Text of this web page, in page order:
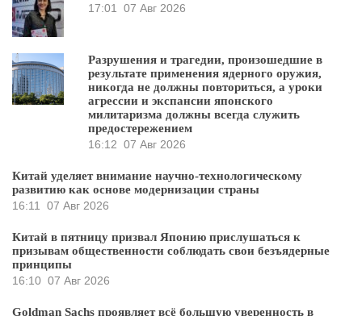
17:01
07 Авг 2026
Разрушения и трагедии, произошедшие в
результате применения ядерного оружия,
никогда не должны повториться, а уроки
агрессии и экспансии японского
милитаризма должны всегда служить
предостережением
16:12 07 Авг 2026
Китай уделяет внимание научно-технологическому
развитию как основе модернизации страны
16:11
07 Авг 2026
Китай в пятницу призвал Японию прислушаться к
призывам общественности соблюдать свои безъядерные
принципы
16:10 07 Авг 2026
Goldman Sachs проявляет всё большую уверенность в